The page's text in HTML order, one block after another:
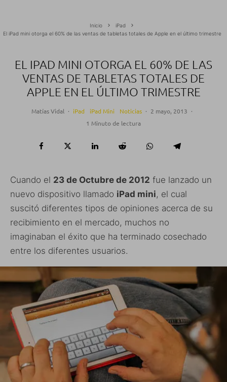
Inicio
iPad
El iPad mini otorga el 60% de las ventas de tabletas totales de Apple en el último trimestre
EL IPAD MINI OTORGA EL 60% DE LAS
VENTAS DE TABLETAS TOTALES DE
APPLE EN EL ÚLTIMO TRIMESTRE
Matías Vidal · iPad iPad Mini Noticias · 2 mayo, 2013 ·
1 Minuto de lectura
Cuando el 23 de Octubre de 2012 fue lanzado un
nuevo dispositivo llamado iPad mini, el cual
suscitó diferentes tipos de opiniones acerca de su
recibimiento en el mercado, muchos no
imaginaban el éxito que ha terminado cosechado
entre los diferentes usuarios.